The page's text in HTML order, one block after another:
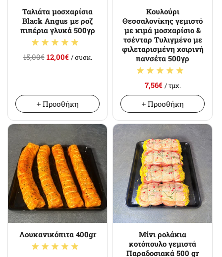
Ταλιάτα μοσχαρίσια
Black Angus με ροζ
πιπέρια γλυκά 500γρ
15,00€ 12,00€ / συσκ.
+ Προσθήκη
Κουλούρι
Θεσσαλονίκης γεμιστό
με κιμά μοσχαρίσιο &
τσένταρ Τυλιγμένο με
φιλεταρισμένη χοιρινή
πανσέτα 500γρ
7,56€ / τμχ.
+ Προσθήκη
Λουκανικόπιτα 400gr
Μίνι ρολάκια
κοτόπουλο γεμιστά
Παραδοσιακά 500 gr